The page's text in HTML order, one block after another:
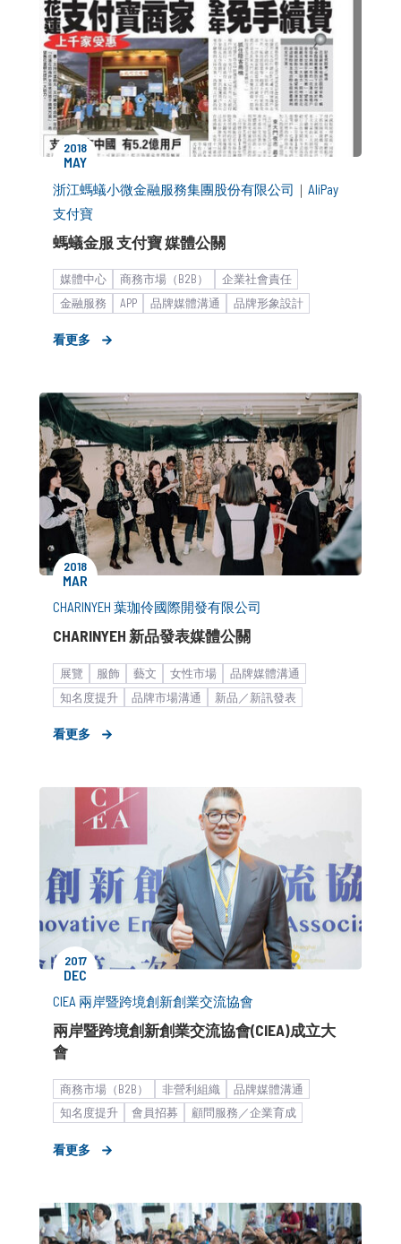
2018
MAY
浙江螞蟻小微金融服務集團股份有限公司 ｜ AliPay
支付寶
螞蟻金服 支付寶 媒體公關
媒體中心 商務市場（B2B）
企業社會責任
金融服務
APP 品牌媒體溝通
品牌形象設計
看更多
2018
MAR
CHARINYEH 葉珈伶國際開發有限公司
CHARINYEH 新品發表媒體公關
展覽 服飾 藝文 女性市場
品牌媒體溝通
知名度提升
品牌市場溝通
新品／新訊發表
新聞稿
看更多
2017
DEC
CIEA 兩岸暨跨境創新創業交流協會
兩岸暨跨境創新創業交流協會(CIEA)成立大
會
商務市場（B2B） 非營利組織
品牌媒體溝通
知名度提升
會員招募
顧問服務／企業育成
海外市場拓展
看更多